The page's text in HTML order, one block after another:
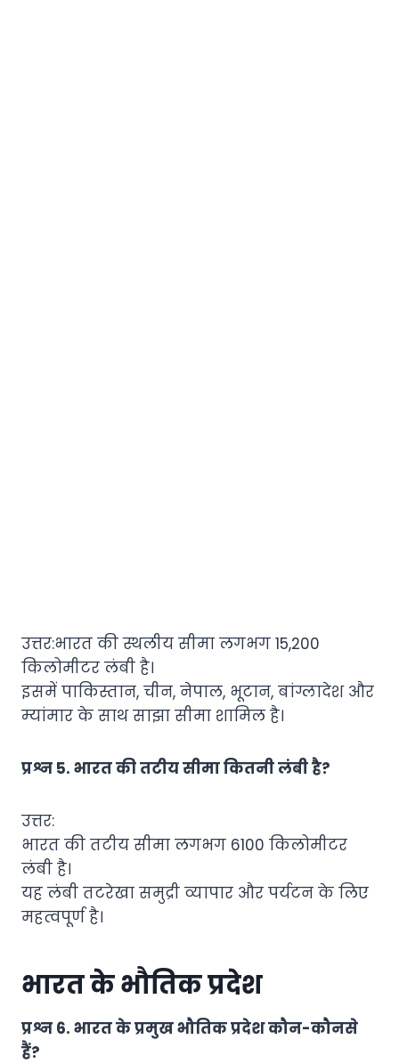
उत्तर:भारत की स्थलीय सीमा लगभग 15,200
किलोमीटर लंबी है।
इसमें पाकिस्तान, चीन, नेपाल, भूटान, बांग्लादेश और
म्यांमार के साथ साझा सीमा शामिल है।
प्रश्न 5. भारत की तटीय सीमा कितनी लंबी है?
उत्तर:
भारत की तटीय सीमा लगभग 6100 किलोमीटर
लंबी है।
यह लंबी तटरेखा समुद्री व्यापार और पर्यटन के लिए
महत्वपूर्ण है।
भारत के भौतिक प्रदेश
प्रश्न 6. भारत के प्रमुख भौतिक प्रदेश कौन-कौनसे
हैं?